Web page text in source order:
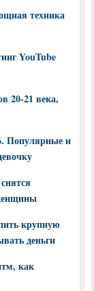
техника
YouTube
20-21 века,
Популярные и
крупную
деньги
как